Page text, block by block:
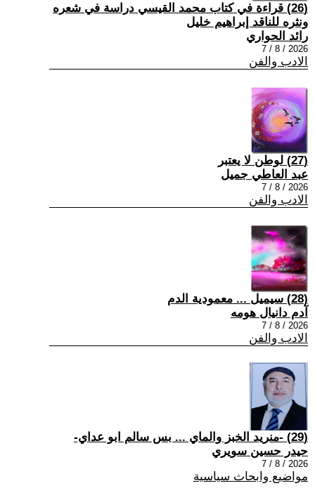
(26) قراءة في كتاب محمد القيسي دراسة في شعره
ونثره للناقد إبراهيم خليل
رائد الحواري
2026 / 8 / 7
الادب والفن
(27) لوطن لا يعتبر
عبد العاطي جميل
2026 / 8 / 7
الادب والفن
(28) سيميل ... معمودية الدم
آدم دانيال هومه
2026 / 8 / 7
الادب والفن
(29) -منريد الخبز والماي ... بس سالم ابو عداي-
حيدر حسين سويري
2026 / 8 / 7
مواضيع وابحاث سياسية